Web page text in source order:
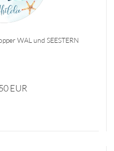
WAL und SEESTERN
EUR